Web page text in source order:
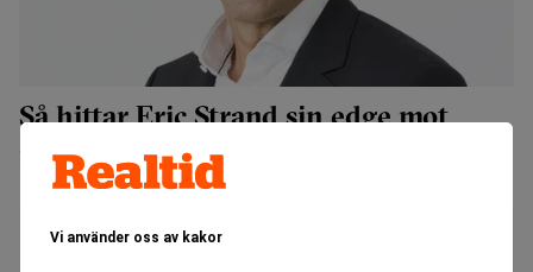
Vi använder oss av kakor
Så hittar Eric Strand sin edge mot
marknaden